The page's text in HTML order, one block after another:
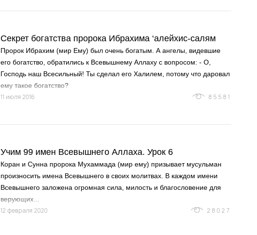
Секрет богатства пророка Ибрахима ‘алейхис-салям
Пророк Ибрахим (мир Ему) был очень богатым. А ангелы, видевшие
его богатство, обратились к Всевышнему Аллаху с вопросом: - О,
Господь наш Всесильный! Ты сделал его Халилем, потому что даровал
ему такое богатство?
11 июля 2016 85581
Учим 99 имен Всевышнего Аллаха. Урок 6
Коран и Сунна пророка Мухаммада (мир ему) призывает мусульман
произносить имена Всевышнего в своих молитвах. В каждом имени
Всевышнего заложена огромная сила, милость и благословение для
верующих...
12 февраля 2020 28027